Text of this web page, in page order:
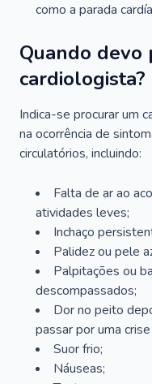
como a parada
Quando devo
cardiologista?
Indica-se procurar um
na ocorrência de
circulatórios, incluindo:
Falta de ar ao
atividades leves;
Inchaço
Palidez ou pele
Palpitações ou
descompassados;
Dor no peito
passar por uma
Suor frio;
Náuseas;